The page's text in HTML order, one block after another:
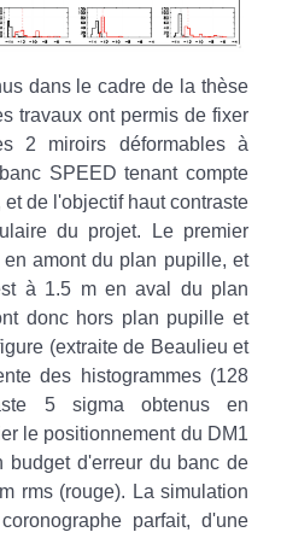
dans le cadre de la thèse
travaux ont permis de fixer
2 miroirs déformables à
SPEED tenant compte
de l'objectif haut contraste
du projet. Le premier
amont du plan pupille, et
à 1.5 m en aval du plan
donc hors plan pupille et
(extraite de Beaulieu et
des histogrammes (128
5 sigma obtenus en
le positionnement du DM1
budget d'erreur du banc de
rms (rouge). La simulation
parfait, d'une